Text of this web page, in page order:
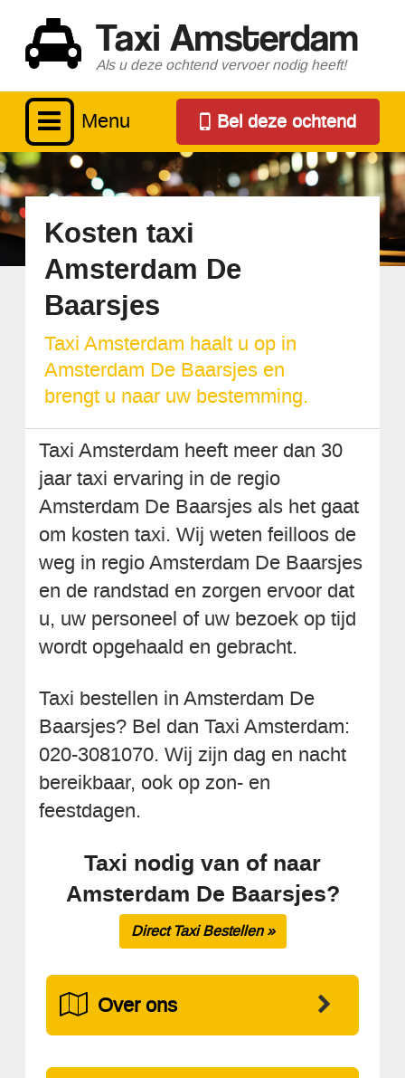
Taxi Amsterdam
Als u deze ochtend vervoer nodig heeft!
Menu Bel deze ochtend
Kosten taxi
Amsterdam De
Baarsjes
Taxi Amsterdam haalt u op in
Amsterdam De Baarsjes en
brengt u naar uw bestemming.
Taxi Amsterdam heeft meer dan 30
jaar taxi ervaring in de regio
Amsterdam De Baarsjes als het gaat
om kosten taxi. Wij weten feilloos de
weg in regio Amsterdam De Baarsjes
en de randstad en zorgen ervoor dat
u, uw personeel of uw bezoek op tijd
wordt opgehaald en gebracht.
Taxi bestellen in Amsterdam De
Baarsjes? Bel dan Taxi Amsterdam:
020-3081070. Wij zijn dag en nacht
bereikbaar, ook op zon- en
feestdagen.
Taxi nodig van of naar
Amsterdam De Baarsjes?
Direct Taxi Bestellen »
Over ons